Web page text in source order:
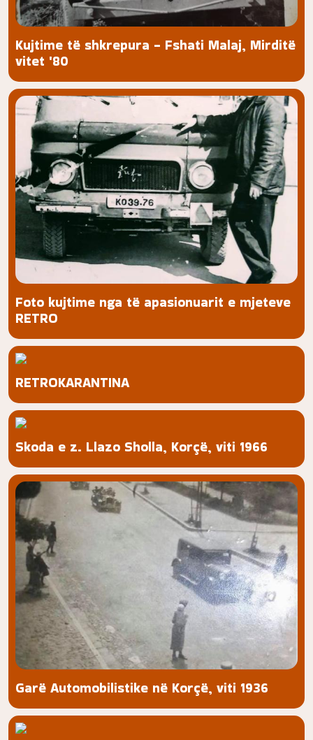
Kujtime të shkrepura - Fshati Malaj, Mirditë
vitet '80
Foto kujtime nga të apasionuarit e mjeteve
RETRO
RETROKARANTINA
Skoda e z. Llazo Sholla, Korçë, viti 1966
Garë Automobilistike në Korçë, viti 1936